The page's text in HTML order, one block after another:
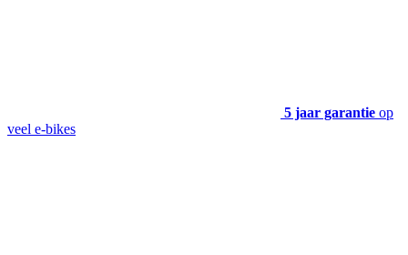
5 jaar garantie op
veel e-bikes